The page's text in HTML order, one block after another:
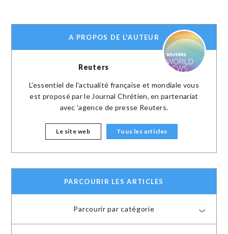
A PROPOS DE L'AUTEUR
Reuters
L'essentiel de l'actualité française et mondiale vous
est proposé par le Journal Chrétien, en partenariat
avec 'agence de presse Reuters.
Le site web Tous les articles
PARCOURIR LES ARTICLES
Parcourir par catégorie